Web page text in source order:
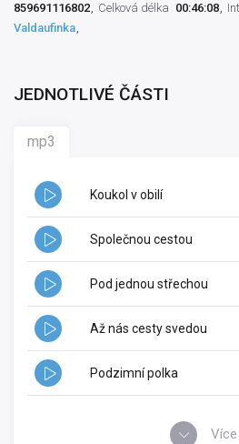
859691116802
Celková délka 00:46:08
Valdaufinka
JEDNOTLIVÉ ČÁSTI
mp3
Koukol v obilí
Společnou cestou
Pod jednou střechou
Až nás cesty svedou
Podzimní polka
Více